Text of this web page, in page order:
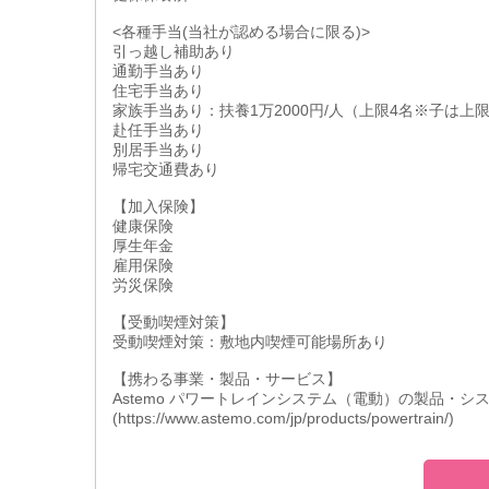
<各種手当(当社が認める場合に限る)>
引っ越し補助あり
通勤手当あり
住宅手当あり
家族手当あり：扶養1万2000円/人（上限4名※子は上限
赴任手当あり
別居手当あり
帰宅交通費あり
【加入保険】
健康保険
厚生年金
雇用保険
労災保険
【受動喫煙対策】
受動喫煙対策：敷地内喫煙可能場所あり
【携わる事業・製品・サービス】
Astemo パワートレインシステム（電動）の製品・シ
(https://www.astemo.com/jp/products/powertrain/)